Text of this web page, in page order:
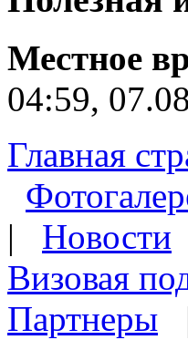
Местное
04:59,
Главная
| Новости
Визовая
Партнеры